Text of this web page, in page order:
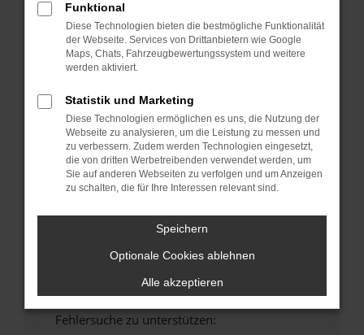
Fenster?
Starte dein Gerät neu.
Das kann manchmal helfen, vorübergehende
Probleme zu beheben.
Stelle sicher, dass dein Browser und dein
Betriebssystem auf dem neuesten Stand
sind.
Veraltete Software birgt nicht nur ein
Sicherheitsrisiko, sondern kann auch dazu
führen, dass bestimmte Funktionen nicht mehr
Wende dich an den Webseitenbetreiber.
Wenn du alle oben genannten Schritte versucht
hast, kontaktiere uns bitte. Wir werden
versuchen, das Problem zu beheben. Du kannst
uns diesen Text schicken, um uns bei der
Fehlersuche zu unterstützen:
Funktional
Diese Technologien bieten die bestmögliche Funktionalität
der Webseite. Services von Drittanbietern wie Google
Maps, Chats, Fahrzeugbewertungssystem und weitere
werden aktiviert.
Statistik und Marketing
Diese Technologien ermöglichen es uns, die Nutzung der
Webseite zu analysieren, um die Leistung zu messen und
zu verbessern. Zudem werden Technologien eingesetzt,
die von dritten Werbetreibenden verwendet werden, um
Sie auf anderen Webseiten zu verfolgen und um Anzeigen
zu schalten, die für Ihre Interessen relevant sind.
Speichern
Optionale Cookies ablehnen
Alle akzeptieren